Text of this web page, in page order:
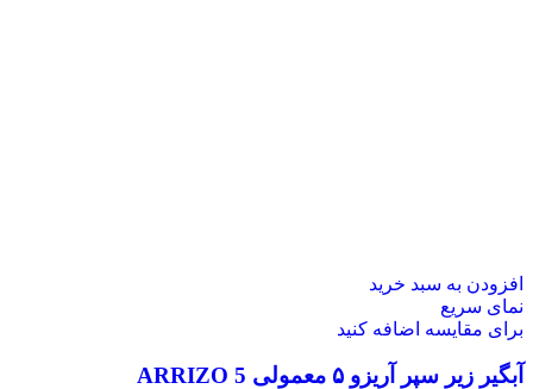
افزودن به سبد خرید
نمای سریع
برای مقایسه اضافه کنید
آبگیر زیر سپر آریزو ۵ معمولی ARRIZO 5